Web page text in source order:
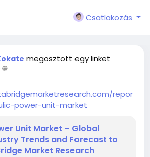
Csatlakozás
megosztott egy linket
repor
power-unit-market
Unit Market – Global
Trends and Forecast to
Market Research